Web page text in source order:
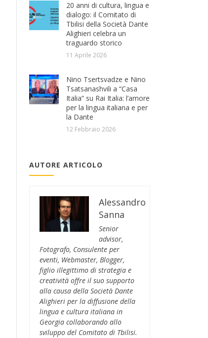
20 anni di cultura, lingua e
dialogo: il Comitato di
Tbilisi della Società Dante
Alighieri celebra un
traguardo storico
11 Aprile 2026
Nino Tsertsvadze e Nino
Tsatsanashvili a “Casa
Italia” su Rai Italia: l’amore
per la lingua italiana e per
la Dante
12 Febbraio 2026
AUTORE ARTICOLO
Alessandro
Sanna
Senior
advisor,
Fotografo, Consulente per
eventi, Webmaster, Blogger,
figlio illegittimo di strategia e
creatività offre il suo supporto
alla causa della Società Dante
Alighieri per la diffusione della
lingua e cultura italiana in
Georgia collaborando allo
sviluppo del Comitato di Tbilisi.